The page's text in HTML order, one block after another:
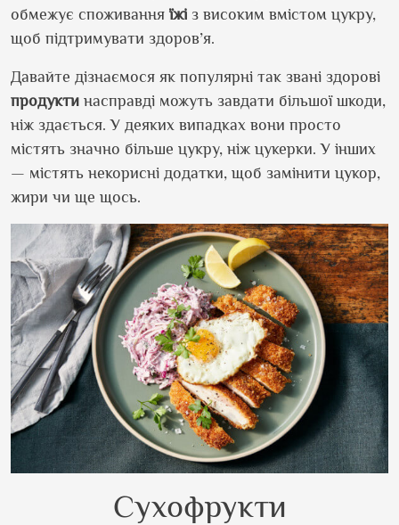
обмежує споживання їжі з високим вмістом цукру,
щоб підтримувати здоров’я.
Давайте дізнаємося як популярні так звані здорові
продукти насправді можуть завдати більшої шкоди,
ніж здається. У деяких випадках вони просто
містять значно більше цукру, ніж цукерки. У інших
— містять некорисні додатки, щоб замінити цукор,
жири чи ще щось.
Сухофрукти